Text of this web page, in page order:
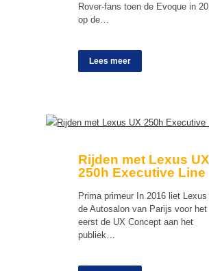
Rover-fans toen de Evoque in
op de…
Lees meer
Rijden met Lexus UX
250h Executive Line
Prima primeur In 2016 liet Lexus
de Autosalon van Parijs voor het
eerst de UX Concept aan het
publiek…